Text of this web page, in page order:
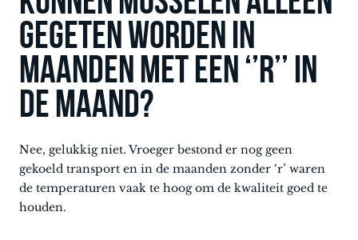
gegeten worden in
maanden met een ‘’R’’ in
de maand?
Nee, gelukkig niet. Vroeger bestond er nog geen
gekoeld transport en in de maanden zonder ‘r’ waren
de temperaturen vaak te hoog om de kwaliteit goed te
houden.